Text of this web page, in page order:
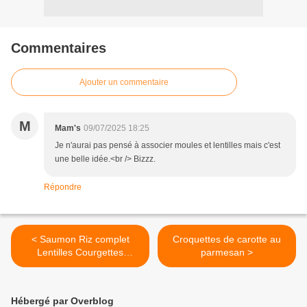
Commentaires
Ajouter un commentaire
M Mam's 09/07/2025 18:25
Je n'aurai pas pensé à associer moules et lentilles mais c'est
une belle idée.<br /> Bizzz.
Répondre
< Saumon Riz complet
Lentilles Courgettes
Délicieux Plat complet pour
Croquettes de carotte au
parmesan >
Hébergé par Overblog